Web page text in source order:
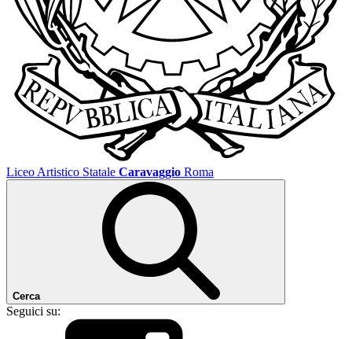
Liceo Artistico Statale Caravaggio Roma
Cerca
Seguici su: